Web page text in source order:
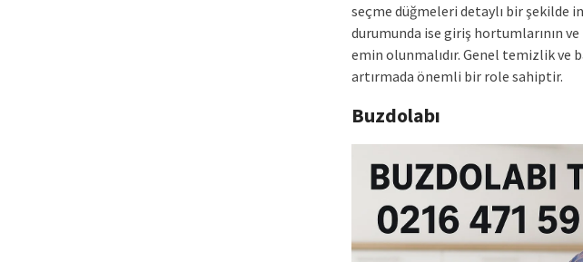
seçme düğmeleri detaylı bir şekilde
durumunda ise giriş hortumlarının
emin olunmalıdır. Genel temizlik ve
artırmada önemli bir role sahiptir.
Buzdolabı